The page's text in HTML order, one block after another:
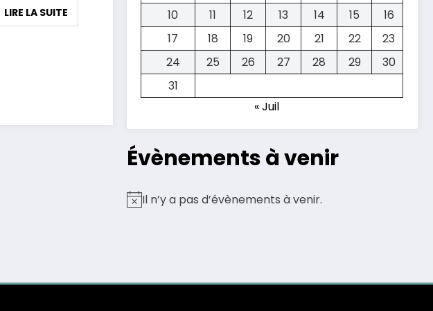
LIRE LA SUITE
10
11 12 13 14 15
16
17
18 19 20 21 22
23
24
25 26 27 28 29
30
31
« Juil
Évènements à venir
Notice
Il n’y a pas d’évènements à venir.